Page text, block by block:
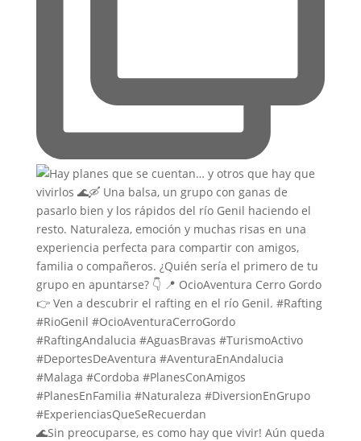
🌊Sin preocuparse, es como hay que vivir! Aún queda